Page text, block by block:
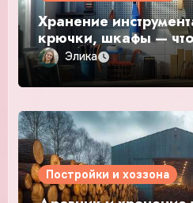
Хранение
крючки, шкафы —
рукойЭлика
Постройки и хоззона